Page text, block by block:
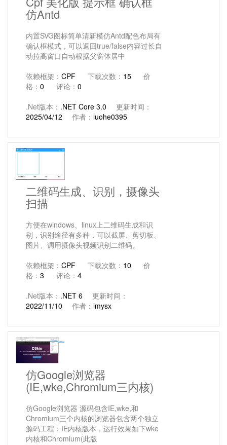
仿Antd
内置SVG图标简单清新模仿Antd配色布局有
确认框模式，可以返回true/false内容过长自
动拉高窗口自动根据父窗体居中
依赖框架： CPF 下载次数： 15
价
格： 0 评论： 0
.Net版本： .NET Core 3.0
更新时间：
2025/04/12
作者： luohe0395
二维码生成、识别，摄像头
扫描
方便在windows、linux上二维码生成和识
别，识别途径有多种，可以截屏、剪切板、
图片、调用摄像头视频识别二维码。
依赖框架： CPF 下载次数： 10
价
格： 3 评论： 4
.Net版本： .NET 6
更新时间：
2022/11/10
作者： lmysx
仿Google浏览器
(IE,wke,Chromium三内核)
仿Google浏览器 源码包含IE,wke,和
Chromium三个内核的浏览器包含两个独立
源码工程：IE内核版本，运行效果如下wke
内核和Chromium(此版